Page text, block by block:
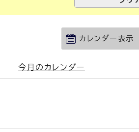
カレンダー表示
今月のカレンダー